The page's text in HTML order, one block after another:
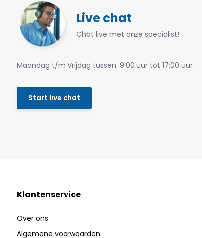
Live chat
Chat live met onze specialist!
Maandag t/m Vrijdag tussen: 9:00 uur tot 17:00 uur
Start live chat
Klantenservice
Over ons
Algemene voorwaarden